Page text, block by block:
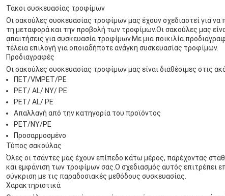
Τάκοι συσκευασίας τροφίμων
Οι σακούλες συσκευασίας τροφίμων μας έχουν σχεδιαστεί για
τη μεταφορά και την προβολή των τροφίμων.Οι σακούλες μας
απαιτήσεις για συσκευασία τροφίμων.Με μια ποικιλία
τέλεια επιλογή για οποιαδήποτε ανάγκη συσκευασίας τροφίμων.
Προδιαγραφές
Οι σακούλες συσκευασίας τροφίμων μας είναι διαθέσιμες στις
ΠΕΤ/VMPET/PE
PET/ AL/ NY/ PE
PET/ AL/ PE
Απαλλαγή από την κατηγορία του προϊόντος
PET/NY/PE
Προσαρμοσμένο
Τύπος σακούλας
Όλες οι τσάντες μας έχουν επίπεδο κάτω μέρος, παρέχοντας
και εμφάνιση των τροφίμων σας.Ο σχεδιασμός αυτός επιτρέπει
σύγκριση με τις παραδοσιακές μεθόδους συσκευασίας.
Χαρακτηριστικά